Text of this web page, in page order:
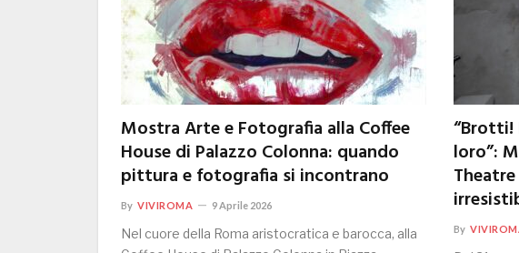
Mostra Arte e Fotografia alla Coffee
House di Palazzo Colonna: quando
pittura e fotografia si incontrano
By VIVIROMA 9 Aprile 2026
Nel cuore della Roma aristocratica e barocca, alla
“Brotti!
loro”:
By